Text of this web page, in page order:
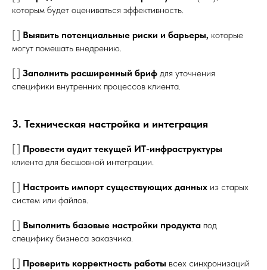
которым будет оцениваться эффективность.
[ ] Выявить потенциальные риски и барьеры, которые
могут помешать внедрению.
[ ] Заполнить расширенный бриф для уточнения
специфики внутренних процессов клиента.
3. Техническая настройка и интеграция
[ ] Провести аудит текущей ИТ-инфраструктуры
клиента для бесшовной интеграции.
[ ] Настроить импорт существующих данных из старых
систем или файлов.
[ ] Выполнить базовые настройки продукта под
специфику бизнеса заказчика.
[ ] Проверить корректность работы всех синхронизаций